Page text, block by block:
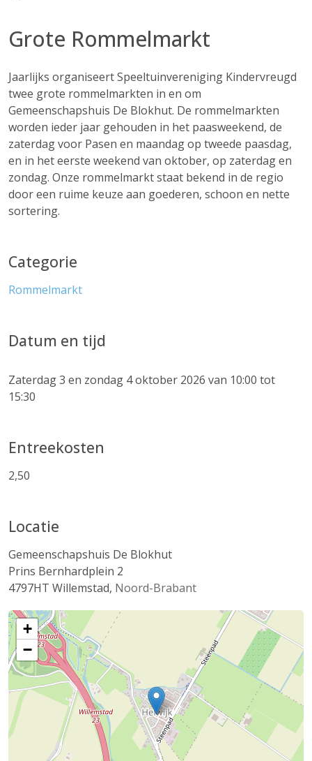
Grote Rommelmarkt
Jaarlijks organiseert Speeltuinvereniging Kindervreugd
twee grote rommelmarkten in en om
Gemeenschapshuis De Blokhut. De rommelmarkten
worden ieder jaar gehouden in het paasweekend, de
zaterdag voor Pasen en maandag op tweede paasdag,
en in het eerste weekend van oktober, op zaterdag en
zondag. Onze rommelmarkt staat bekend in de regio
door een ruime keuze aan goederen, schoon en nette
sortering.
Categorie
Rommelmarkt
Datum en tijd
Zaterdag 3 en zondag 4 oktober 2026 van 10:00 tot
15:30
Entreekosten
2,50
Locatie
Gemeenschapshuis De Blokhut
Prins Bernhardplein 2
4797HT Willemstad, Noord-Brabant
+
−